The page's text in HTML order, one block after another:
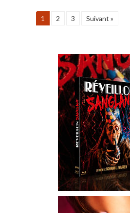
1 2 3 Suivant »